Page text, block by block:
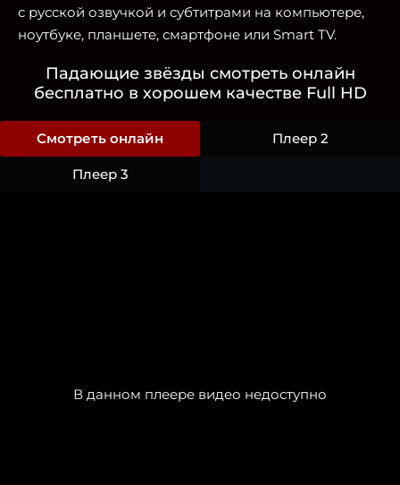
с русской озвучкой и субтитрами на компьютере,
ноутбуке, планшете, смартфоне или Smart TV.
Падающие звёзды смотреть онлайн
бесплатно в хорошем качестве Full HD
Смотреть онлайн Плеер 2
Плеер 3
В данном плеере видео недоступно